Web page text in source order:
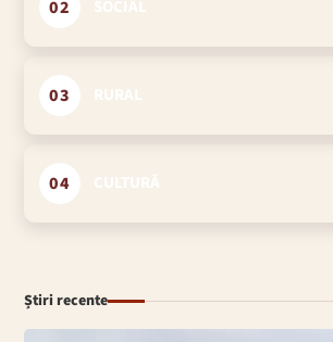
02
03
04
Știri recente